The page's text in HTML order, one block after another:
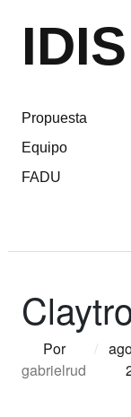
IDIS
Propuesta
Equipo
FADU
Por
gabrielrud
/